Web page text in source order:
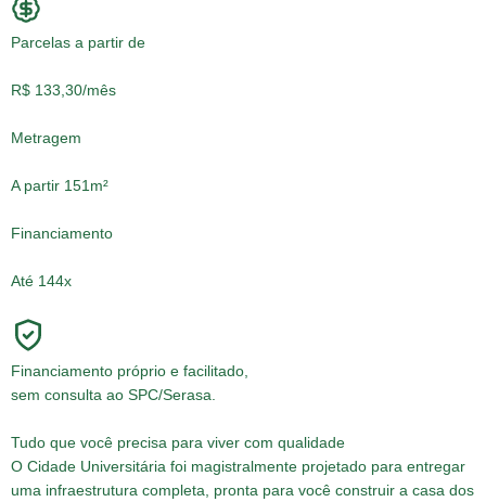
Parcelas a partir de
R$ 133,30/mês
Metragem
A partir 151m²
Financiamento
Até 144x
Financiamento próprio e facilitado,
sem consulta ao SPC/Serasa
Tudo que você precisa para viver com qualidade
O Cidade Universitária foi magistralmente projetado para entregar
uma infraestrutura completa, pronta para você construir a casa dos